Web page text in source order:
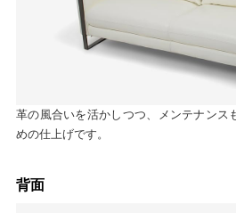
革の風合いを活かしつつ、メンテナンス
めの仕上げです。
背面